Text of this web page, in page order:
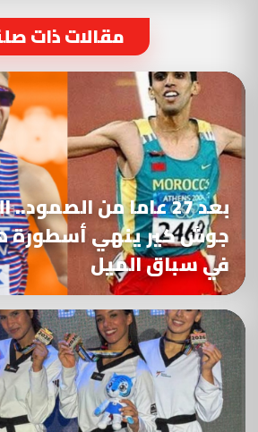
مقالات ذات
بعد 27 عاما من
جوش كير ينهي أسطورة
في سباق الميل